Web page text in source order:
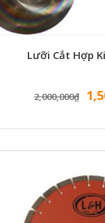
Lưỡi Cắt Hợp
2,000,000₫
Giá
là: